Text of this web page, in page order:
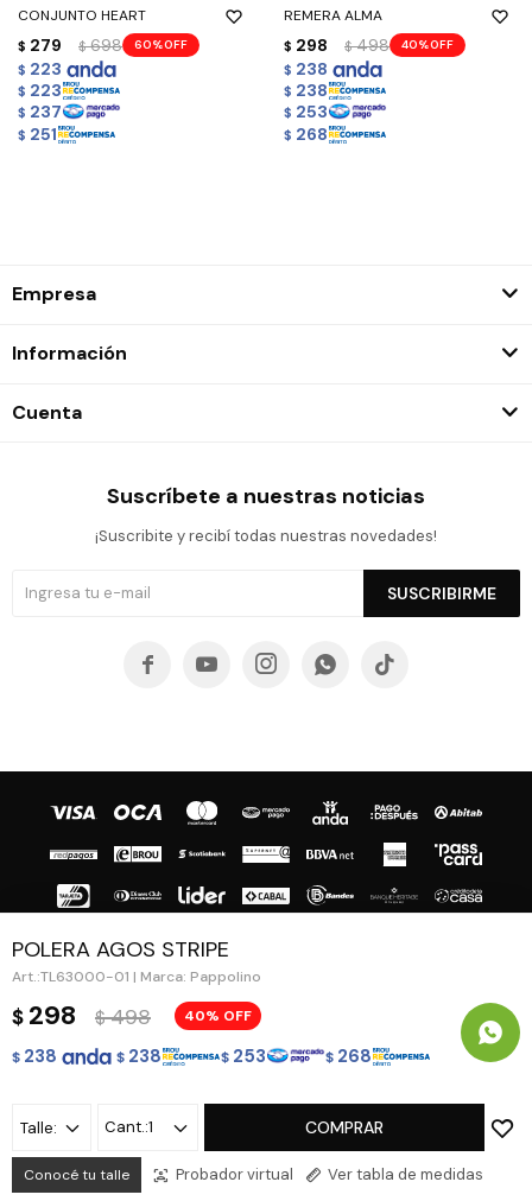
POLERA AGOS STRIPE
TL63000-01 | Marca: Pappolino
$ 298 $ 498 40
$ 238 $ 238 $ 253 $ 268
Talle:
Conocé tu talle Probador virtual Ver tabla de medidas
1 COMPRAR
CONJUNTO HEART
$ 279 $ 698 60
$ 223
$ 223
$ 237
$ 251
REMERA ALMA
$ 298 $ 498 40
$ 238
$ 238
$ 253
$ 268
Empresa
Información
Cuenta
Suscríbete a nuestras noticias
¡Suscribite y recibí todas nuestras novedades!
SUSCRIBIRME
    
Fenicio